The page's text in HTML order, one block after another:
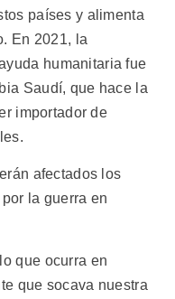
países y alimenta
En 2021, la
humanitaria fue
Saudí, que hace la
importador de
afectados los
la guerra en
que ocurra en
que socava nuestra